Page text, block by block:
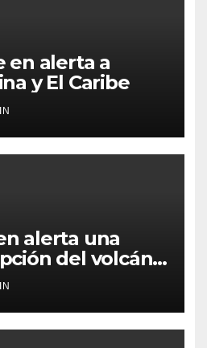
en alerta a
y El Caribe
una
del volcán